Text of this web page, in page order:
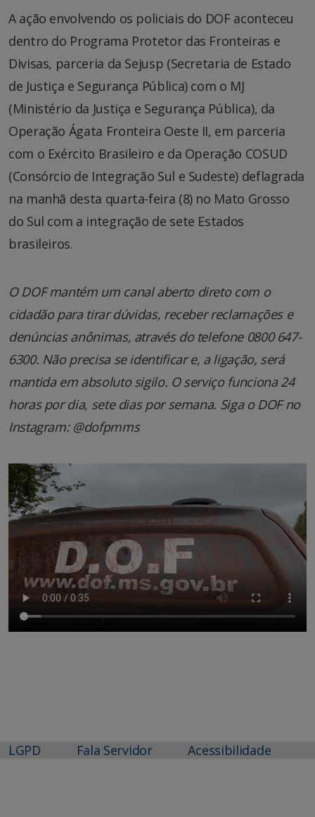
A ação envolvendo os policiais do DOF aconteceu
dentro do Programa Protetor das Fronteiras e
Divisas, parceria da Sejusp (Secretaria de Estado
de Justiça e Segurança Pública) com o MJ
(Ministério da Justiça e Segurança Pública), da
Operação Ágata Fronteira Oeste II, em parceria
com o Exército Brasileiro e da Operação COSUD
(Consórcio de Integração Sul e Sudeste) deflagrada
na manhã desta quarta-feira (8) no Mato Grosso
do Sul com a integração de sete Estados
brasileiros.
O DOF mantém um canal aberto direto com o
cidadão para tirar dúvidas, receber reclamações e
denúncias anônimas, através do telefone 0800 647-
6300. Não precisa se identificar e, a ligação, será
mantida em absoluto sigilo. O serviço funciona 24
horas por dia, sete dias por semana. Siga o DOF no
Instagram: @dofpmms
LGPD Fala Servidor Acessibilidade